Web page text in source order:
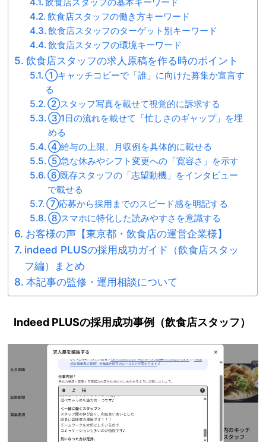
飲食店スタッフの働き方キーワード
飲食店スタッフのターゲット別キーワード
飲食店スタッフの環境キーワード
飲食店スタッフの求人原稿を作る時のポイント
①キャッチコピーで「誰」に向けた募集か宣言す
る
②スタッフ写真を載せて視覚的に訴求する
③1日の流れを載せて「忙しさのギャップ」を埋
める
④給与の上限、月収例を具体的に載せる
⑤急な休みやシフト変更への「寛容さ」を示す
⑥既存スタッフの「志望動機」をインタビュー
で載せる
⑦応募から採用までのスピード感を明記する
⑧スマホに特化した読みやすさを意識する
お客様の声【東京都・飲食店の運営企業様】
indeed PLUSの採用成功ガイド（飲食店スタッ
フ編）まとめ
本記事の監修・運用相談について
Indeed PLUSの採用成功事例（飲食店スタッフ）